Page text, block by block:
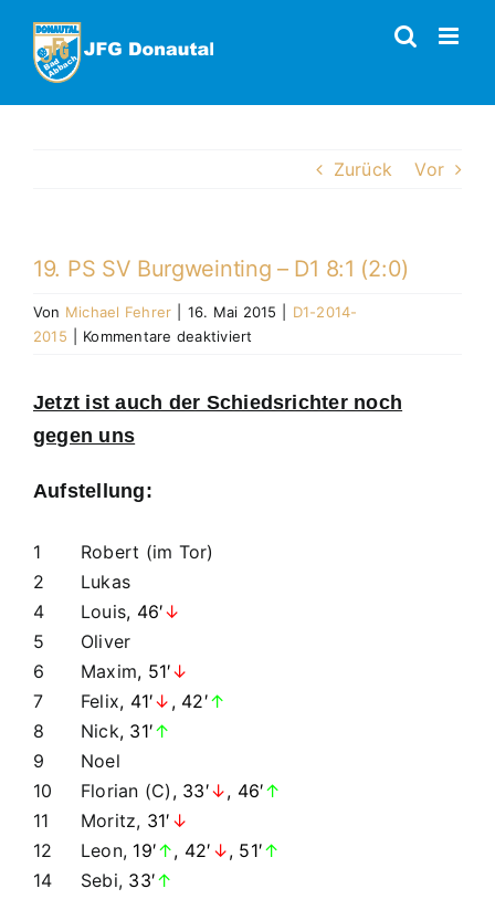
Inhalt
springen
Zurück Vor
19. PS SV Burgweinting – D1 8:1 (2:0)
Von Michael Fehrer 16. Mai 2015
D1-2014-
2015
Kommentare deaktiviert
SV
Jetzt ist auch der Schiedsrichter noch
gegen uns
Aufstellung:
1
Robert (im Tor)
2
Lukas
4
Louis, 46′↓
5
Oliver
6
Maxim, 51′↓
7
Felix, 41′↓ , 42′↑
8
Nick, 31′↑
9
Noel
10
Florian (C) , 33′↓, 46′↑
11
Moritz, 31′ ↓
12
Leon, 19′↑, 42′ ↓, 51′↑
14
Sebi, 33′↑